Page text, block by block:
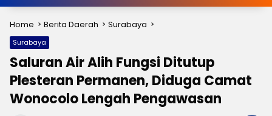
Home Berita Daerah Surabaya
Surabaya
Saluran Air Alih Fungsi Ditutup
Plesteran Permanen, Diduga Camat
Wonocolo Lengah Pengawasan